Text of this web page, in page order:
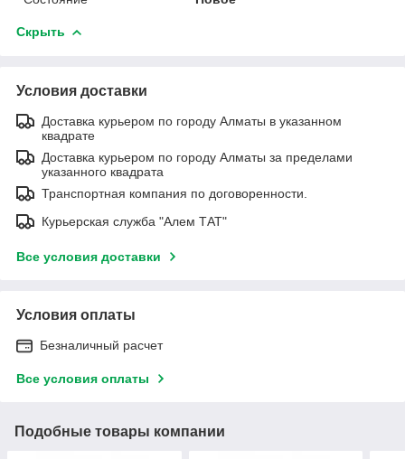
Скрыть
Условия доставки
Доставка курьером по городу Алматы в указанном
квадрате
Доставка курьером по городу Алматы за пределами
указанного квадрата
Транспортная компания по договоренности.
Курьерская служба "Алем ТАТ"
Все условия доставки
Условия оплаты
Безналичный расчет
Все условия оплаты
Подобные товары компании